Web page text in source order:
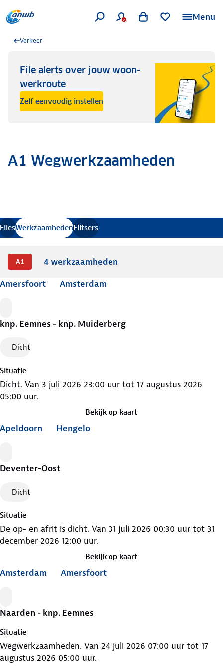
Menu
Verkeer
File alerts over jouw woon-
werkroute
Zelf eenvoudig instellen
A1 Wegwerkzaamheden
.
Verkeersinformatie bijgewerkt
FilesWerkzaamhedenFlitsers
A1 4werkzaamheden
Amersfoort
Amsterdam
knp. Eemnes - knp. Muiderberg
Dicht
Situatie
Dicht. Van 3 juli 2026 23:00 uur tot 17 augustus 2026
05:00 uur.
Bekijk op kaart
Apeldoorn Hengelo
Deventer-Oost
Dicht
Situatie
De op- en afrit is dicht. Van 31 juli 2026 00:30 uur tot 31
december 2026 12:00 uur.
Bekijk op kaart
Amsterdam Amersfoort
Naarden - knp. Eemnes
Situatie
Wegwerkzaamheden. Van 24 juli 2026 07:00 uur tot 17
augustus 2026 05:00 uur.